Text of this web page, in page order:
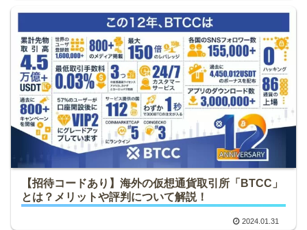
【招待コードあり】海外の仮想通貨取引所「BTCC」
とは？メリットや評判について解説！
2024.01.31